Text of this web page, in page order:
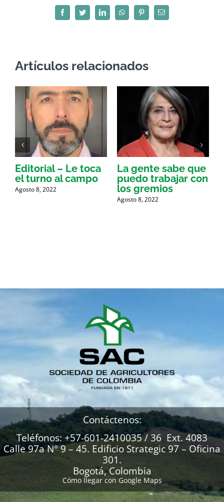
FacebookTwitterLinkedInWhatsAppPinterestCorreo
electrónico
Artículos relacionados
Editorial – Le toca
el turno al campo
Agosto 8, 2022
La gente sabe que
puedo trabajar con
los gremios
Agosto 8, 2022
Contáctenos:
Teléfonos: +57-601-2410035 / 36 Ext. 4083
Calle 97a N° 9 – 45. Edificio Strategic 97 – Oficina
301.
Bogotá, Colombia
Cómo llegar con Google Maps